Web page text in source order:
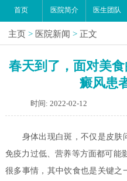
首页 医院简介 医生团队
主页 > 医院新闻 > 正文
春天到了，面对美
癜风患
时间: 2022-02-12
身体出现白斑，不仅是皮肤
免疫力过低、营养等方面都可能
很多事情，其中饮食也是关键之